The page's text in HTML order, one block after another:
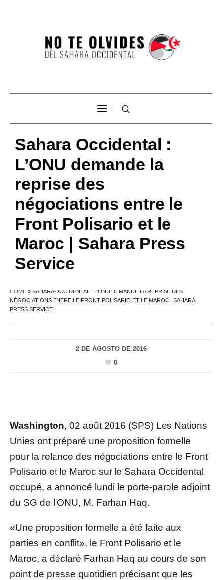
Sahara Occidental :
L’ONU demande la
reprise des
négociations entre le
Front Polisario et le
Maroc | Sahara Press
Service
HOME » SAHARA OCCIDENTAL : L’ONU DEMANDE LA REPRISE DES
NÉGOCIATIONS ENTRE LE FRONT POLISARIO ET LE MAROC | SAHARA
PRESS SERVICE
2 DE AGOSTO DE 2016
0
Washington, 02 août 2016 (SPS) Les Nations
Unies ont préparé une proposition formelle
pour la relance des négociations entre le Front
Polisario et le Maroc sur le Sahara Occidental
occupé, a annoncé lundi le porte-parole adjoint
du SG de l’ONU, M. Farhan Haq.
«Une proposition formelle a été faite aux
parties en conflit», le Front Polisario et le
Maroc, a déclaré Farhan Haq au cours de son
point de presse quotidien précisant que les